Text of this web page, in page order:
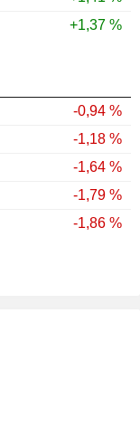
+1,37 %
-0,94 %
-1,18 %
-1,64 %
-1,79 %
-1,86 %